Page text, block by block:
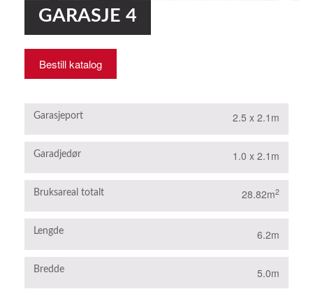
GARASJE 4
Bestill katalog
Garasjeport 2.5 x 2.1m
Garadjedør 1.0 x 2.1m
Bruksareal totalt 28.82m2
Lengde 6.2m
Bredde 5.0m